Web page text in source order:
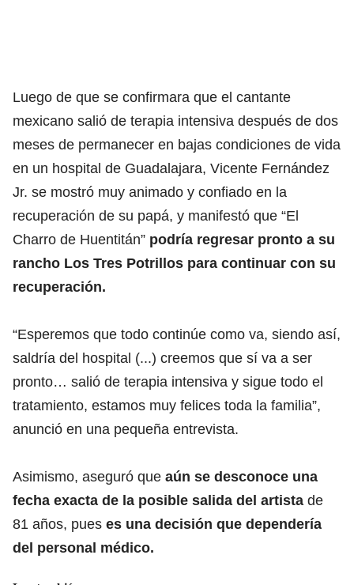
Luego de que se confirmara que el cantante
mexicano salió de terapia intensiva después de dos
meses de permanecer en bajas condiciones de vida
en un hospital de Guadalajara, Vicente Fernández
Jr. se mostró muy animado y confiado en la
recuperación de su papá, y manifestó que “El
Charro de Huentitán” podría regresar pronto a su
rancho Los Tres Potrillos para continuar con su
recuperación.
“Esperemos que todo continúe como va, siendo así,
saldría del hospital (...) creemos que sí va a ser
pronto… salió de terapia intensiva y sigue todo el
tratamiento, estamos muy felices toda la familia”,
anunció en una pequeña entrevista.
Asimismo, aseguró que aún se desconoce una
fecha exacta de la posible salida del artista de
81 años, pues es una decisión que dependería
del personal médico.